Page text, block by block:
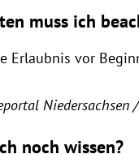
muss ich
Erlaubnis vor
Niedersachsen
noch wissen?